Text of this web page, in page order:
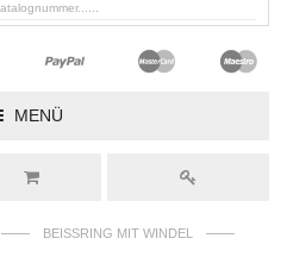
MENÜ
—— BEISSRING MIT WINDEL ——